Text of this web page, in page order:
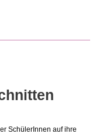
SchülerInnen auf ihre